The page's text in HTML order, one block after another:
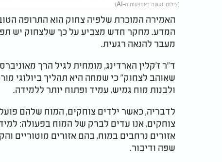
(צילום: נעשה באמצעות ה-AI)
האמירה המוכרת שלפיה צחוק הוא התרופה
המדע. מחקר חדש מצביע על כך שלצחוק יש
מעבר להנאה רגעית.
ד"ר ז'קלין הארדינג, מומחית לגיל הרך
שאוהב לצחוק" כי שמחה היא תהליך ביולוגי
ולבנות מוח גמיש, עמיד ופתוח יותר ללמידה.
לדבריה, כאשר ילדים צוחקים, המוח שלהם
צוחקים, אנו עדים לברק של המוח בפעולה:
אזורים נרחבים במוח, בהם אזורים מוטוריים
שפה ודיבור.